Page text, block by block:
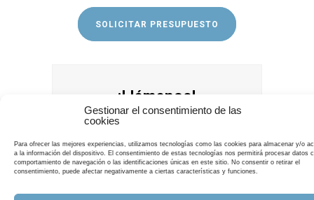
Gestionar el consentimiento de las
cookies
Para ofrecer las mejores experiencias, utilizamos tecnologías como las cookies para almacenar y/o
a la información del dispositivo. El consentimiento de estas tecnologías nos permitirá procesar datos
comportamiento de navegación o las identificaciones únicas en este sitio. No consentir o retirar el
consentimiento, puede afectar negativamente a ciertas características y funciones.
SOLICITAR PRESUPUESTO
¡Llámanos!
sábado de: 09:00 h a 21:00 h*
Servicio domingos y festivos.